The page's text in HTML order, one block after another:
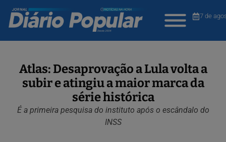
7 de
Atlas: Desaprovação a Lula volta a
subir e atingiu a maior marca da
série histórica
É a primeira pesquisa do instituto após o escândalo do
INSS